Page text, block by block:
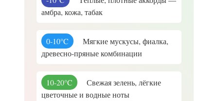
амбра, кожа, табак
0-10°C
Мягкие мускусы, фиалка,
древесно-пряные комбинации
10-20°C
Свежая зелень, лёгкие
цветочные и водные ноты